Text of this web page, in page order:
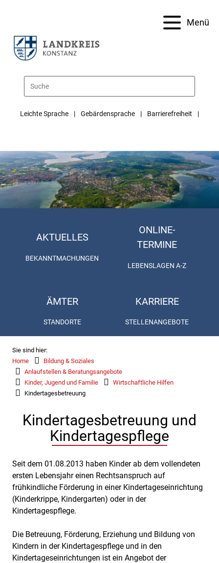
Menü
Leichte Sprache Gebärdensprache Barrierefreiheit
AKTUELLES
BEKANNTMACHUNGEN
ONLINE-
TERMINE
LEBENSLAGEN A-Z
ÄMTER
STANDORTE
KARRIERE
STELLENANGEBOTE
Sie sind hier:
Home
Bildung & Soziales
Anlaufstellen & Beratungsangebote
Kinder, Jugend und Familie
Wirtschaftliche Hilfen
Kindertagesbetreuung
Kindertagesbetreuung und
Kindertagespflege
Seit dem 01.08.2013 haben Kinder ab dem vollendeten
ersten Lebensjahr einen Rechtsanspruch auf
frühkindliche Förderung in einer Kindertageseinrichtung
(Kinderkrippe, Kindergarten) oder in der
Kindertagespflege.
Die Betreuung, Förderung, Erziehung und Bildung von
Kindern in der Kindertagespflege und in den
Kindertageseinrichtungen ist ein Angebot der